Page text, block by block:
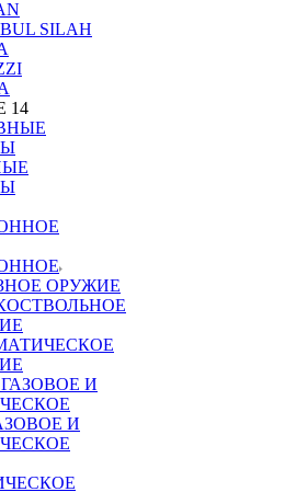
SILAH
14
ОРУЖИЕ
И